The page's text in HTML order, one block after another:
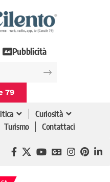
Pubblicità
79
Curiosità
Turismo Contattaci